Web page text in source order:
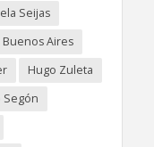
Seijas
Aires
Hugo Zuleta
Segón